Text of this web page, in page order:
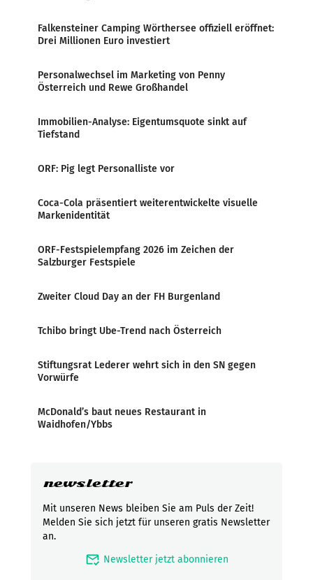
Falkensteiner Camping Wörthersee offiziell eröffnet:
Drei Millionen Euro investiert
Personalwechsel im Marketing von Penny
Österreich und Rewe Großhandel
Immobilien-Analyse: Eigentumsquote sinkt auf
Tiefstand
ORF: Pig legt Personalliste vor
Coca-Cola präsentiert weiterentwickelte visuelle
Markenidentität
ORF-Festspielempfang 2026 im Zeichen der
Salzburger Festspiele
Zweiter Cloud Day an der FH Burgenland
Tchibo bringt Ube-Trend nach Österreich
Stiftungsrat Lederer wehrt sich in den SN gegen
Vorwürfe
McDonald’s baut neues Restaurant in
Waidhofen/Ybbs
newsletter
Mit unseren News bleiben Sie am Puls der Zeit!
Melden Sie sich jetzt für unseren gratis Newsletter
an.
mark_email_read Newsletter jetzt abonnieren